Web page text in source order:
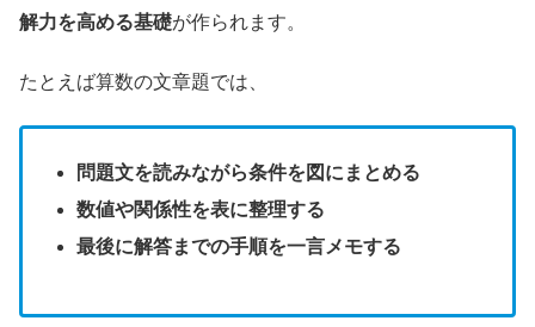
解力を高める基礎が作られます。
たとえば算数の文章題では、
問題文を読みながら条件を図にまとめる
数値や関係性を表に整理する
最後に解答までの手順を一言メモする